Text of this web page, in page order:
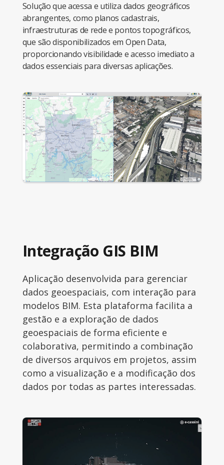
Solução que acessa e utiliza dados geográficos
abrangentes, como planos cadastrais,
infraestruturas de rede e pontos topográficos,
que são disponibilizados em Open Data,
proporcionando visibilidade e acesso imediato a
dados essenciais para diversas aplicações.
Integração GIS BIM
Aplicação desenvolvida para gerenciar
dados geoespaciais, com interação para
modelos BIM. Esta plataforma facilita a
gestão e a exploração de dados
geoespaciais de forma eficiente e
colaborativa, permitindo a combinação
de diversos arquivos em projetos, assim
como a visualização e a modificação dos
dados por todas as partes interessadas.